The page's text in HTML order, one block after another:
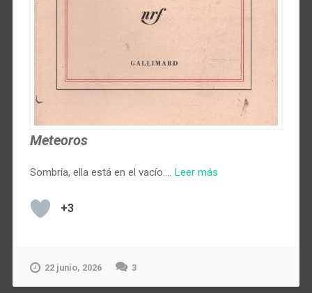
Meteoros
Sombría, ella está en el vacío.… Leer más
+3
22 junio, 2026 3